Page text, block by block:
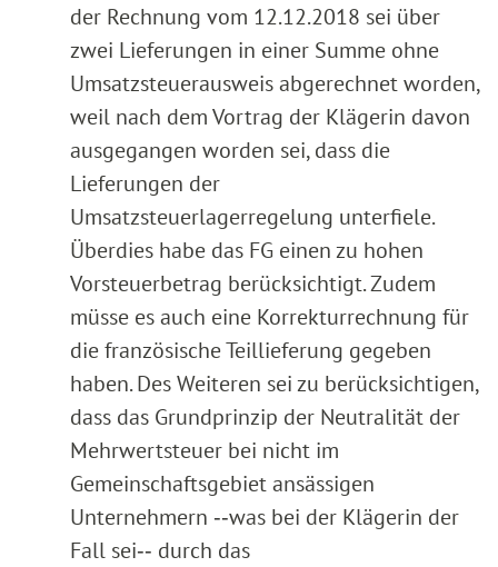
der Rechnung vom 12.12.2018 sei über
zwei Lieferungen in einer Summe ohne
Umsatzsteuerausweis abgerechnet worden,
weil nach dem Vortrag der Klägerin davon
ausgegangen worden sei, dass die
Lieferungen der
Umsatzsteuerlagerregelung unterfiele.
Überdies habe das FG einen zu hohen
Vorsteuerbetrag berücksichtigt. Zudem
müsse es auch eine Korrekturrechnung für
die französische Teillieferung gegeben
haben. Des Weiteren sei zu berücksichtigen,
dass das Grundprinzip der Neutralität der
Mehrwertsteuer bei nicht im
Gemeinschaftsgebiet ansässigen
Unternehmern ‑‑was bei der Klägerin der
Fall sei‑‑ durch das